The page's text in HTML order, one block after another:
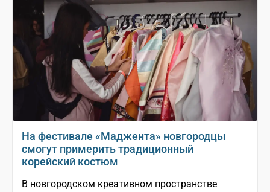
На фестивале «Маджента» новгородцы
смогут примерить традиционный
корейский костюм
В новгородском креативном пространстве